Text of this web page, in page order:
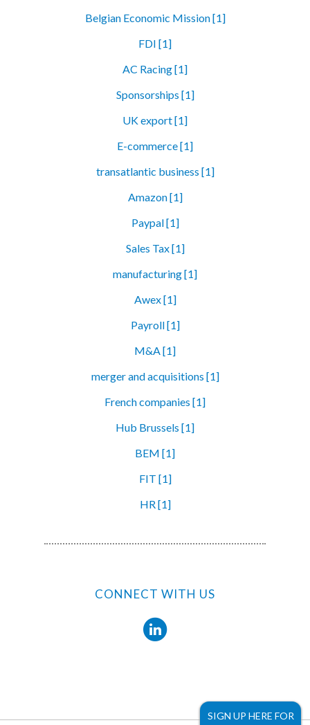
SIGN UP HERE FOR
Belgian Economic Mission [1]
FDI [1]
AC Racing [1]
Sponsorships [1]
UK export [1]
E-commerce [1]
transatlantic business [1]
Amazon [1]
Paypal [1]
Sales Tax [1]
manufacturing [1]
Awex [1]
Payroll [1]
M&A [1]
merger and acquisitions [1]
French companies [1]
Hub Brussels [1]
BEM [1]
FIT [1]
HR [1]
CONNECT WITH US